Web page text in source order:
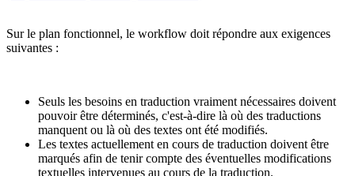
Sur le plan fonctionnel, le workflow doit répondre aux exigences
suivantes :
Seuls les besoins en traduction vraiment nécessaires doivent
pouvoir être déterminés, c'est-à-dire là où des traductions
manquent ou là où des textes ont été modifiés.
Les textes actuellement en cours de traduction doivent être
marqués afin de tenir compte des éventuelles modifications
textuelles intervenues au cours de la traduction.